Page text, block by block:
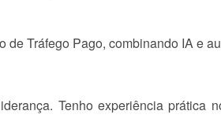
Tráfego Pago, combinando IA e
Tenho experiência prática